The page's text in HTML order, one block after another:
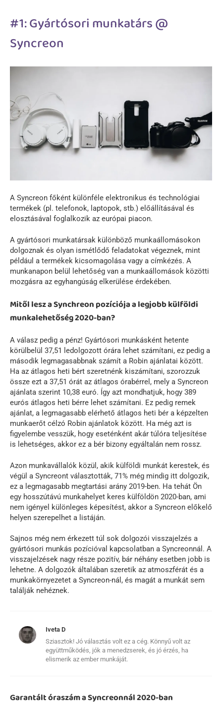
#1: Gyártósori munkatárs @
Syncreon
A Syncreon főként különféle elektronikus és technológiai
termékek (pl. telefonok, laptopok, stb.) előállításával és
elosztásával foglalkozik az európai piacon.
A gyártósori munkatársak különböző munkaállomásokon
dolgoznak és olyan ismétlődő feladatokat végeznek, mint
például a termékek kicsomagolása vagy a címkézés. A
munkanapon belül lehetőség van a munkaállomások közötti
mozgásra az egyhangúság elkerülése érdekében.
Mitől lesz a Synchreon pozíciója a legjobb külföldi
munkalehetőség 2020-ban?
A válasz pedig a pénz! Gyártósori munkásként hetente
körülbelül 37,51 ledolgozott órára lehet számítani, ez pedig a
második legmagasabbnak számít a Robin ajánlatai között.
Ha az átlagos heti bért szeretnénk kiszámítani, szorozzuk
össze ezt a 37,51 órát az átlagos órabérrel, mely a Syncreon
ajánlata szerint 10,38 euró. Így azt mondhatjuk, hogy 389
eurós átlagos heti bérre lehet számítani. Ez pedig remek
ajánlat, a legmagasabb elérhető átlagos heti bér a képzelten
munkaerőt célzó Robin ajánlatok között. Ha még azt is
figyelembe vesszük, hogy eseténként akár túlóra teljesítése
is lehetséges, akkor ez a bér bizony egyáltalán nem rossz.
Azon munkavállalók közül, akik külföldi munkát kerestek, és
végül a Syncreont választották, 71% még mindig itt dolgozik,
ez a legmagasabb megtartási arány 2019-ben. Ha tehát Ön
egy hosszútávú munkahelyet keres külföldön 2020-ban, ami
nem igényel különleges képesítést, akkor a Syncreon előkelő
helyen szerepelhet a listáján.
Sajnos még nem érkezett túl sok dolgozói visszajelzés a
gyártósori munkás pozícióval kapcsolatban a Syncreonnál. A
visszajelzések nagy része pozitív, bár néhány esetben jobb is
lehetne. A dolgozók általában szeretik az atmoszférát és a
munkakörnyezetet a Syncreon-nál, és magát a munkát sem
találják nehéznek.
Iveta D
Sziasztok! Jó választás volt ez a cég. Könnyű volt az
együttműködés, jók a menedzserek, és jó érzés, ha
elismerik az ember munkáját.
Garantált óraszám a Syncreonnál 2020-ban